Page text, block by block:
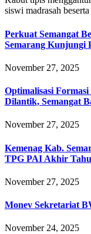
siswi madrasah
Perkuat Semangat
Semarang Kunjungi
November 27, 2025
Optimalisasi
Dilantik, Semangat
November 27, 2025
Kemenag Kab.
TPG PAI Akhir
November 27, 2025
Monev Sekretariat
November 24, 2025